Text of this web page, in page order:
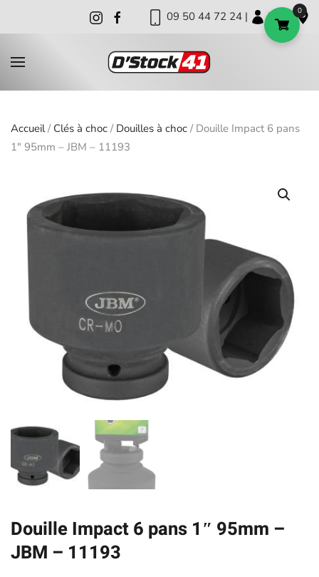
09 50 44 72 24 | | |
Accueil/ Clés à choc / Douilles à choc / Douille Impact 6 pans
1″ 95mm – JBM – 11193
Douille Impact 6 pans 1″ 95mm –
JBM – 11193
0